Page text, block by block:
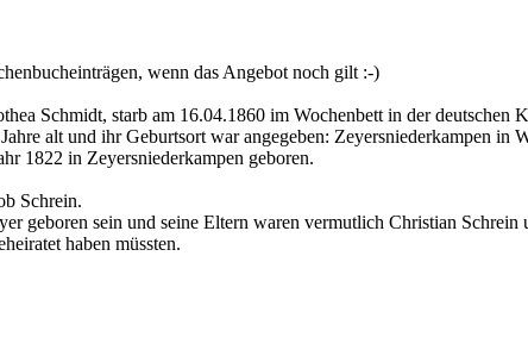
wenn das Angebot noch gilt :-)
Schmidt, starb am 16.04.1860 im Wochenbett in der deutschen
alt und ihr Geburtsort war angegeben: Zeyersniederkampen in
1822 in Zeyersniederkampen geboren.
Schrein.
geboren sein und seine Eltern waren vermutlich Christian Schrein
haben müssten.